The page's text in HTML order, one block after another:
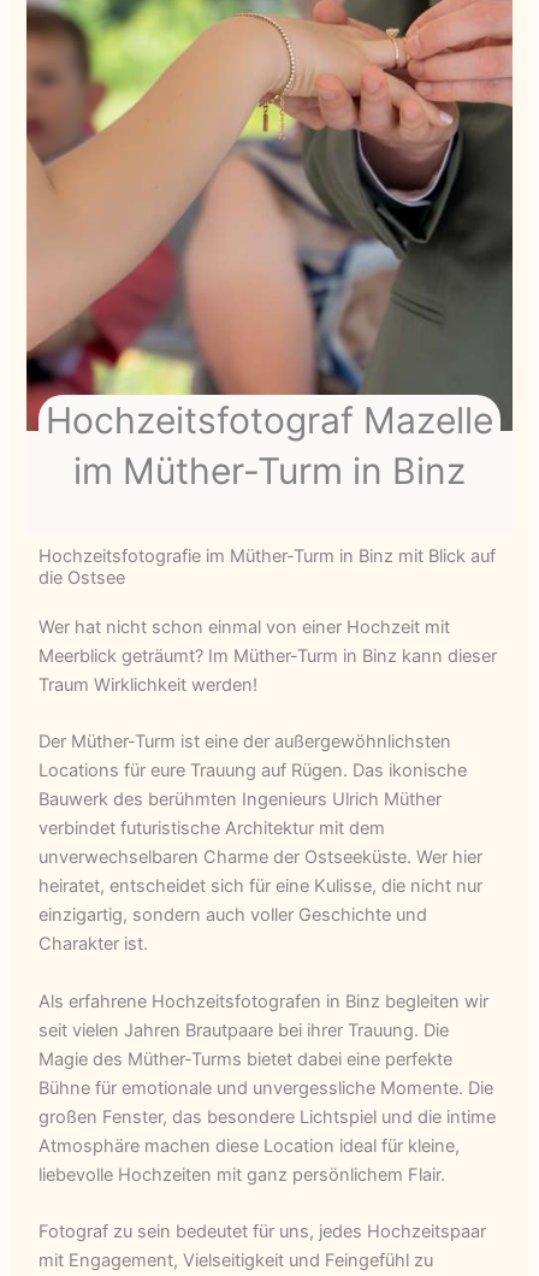
Hochzeitsfotograf Mazelle
im Müther-Turm in Binz
Hochzeitsfotografie im Müther-Turm in Binz mit Blick auf
die Ostsee
Wer hat nicht schon einmal von einer Hochzeit mit
Meerblick geträumt? Im Müther-Turm in Binz kann dieser
Traum Wirklichkeit werden!
Der Müther-Turm ist eine der außergewöhnlichsten
Locations für eure Trauung auf Rügen. Das ikonische
Bauwerk des berühmten Ingenieurs Ulrich Müther
verbindet futuristische Architektur mit dem
unverwechselbaren Charme der Ostseeküste. Wer hier
heiratet, entscheidet sich für eine Kulisse, die nicht nur
einzigartig, sondern auch voller Geschichte und
Charakter ist.
Als erfahrene Hochzeitsfotografen in Binz begleiten wir
seit vielen Jahren Brautpaare bei ihrer Trauung. Die
Magie des Müther-Turms bietet dabei eine perfekte
Bühne für emotionale und unvergessliche Momente. Die
großen Fenster, das besondere Lichtspiel und die intime
Atmosphäre machen diese Location ideal für kleine,
liebevolle Hochzeiten mit ganz persönlichem Flair.
Fotograf zu sein bedeutet für uns, jedes Hochzeitspaar
mit Engagement, Vielseitigkeit und Feingefühl zu